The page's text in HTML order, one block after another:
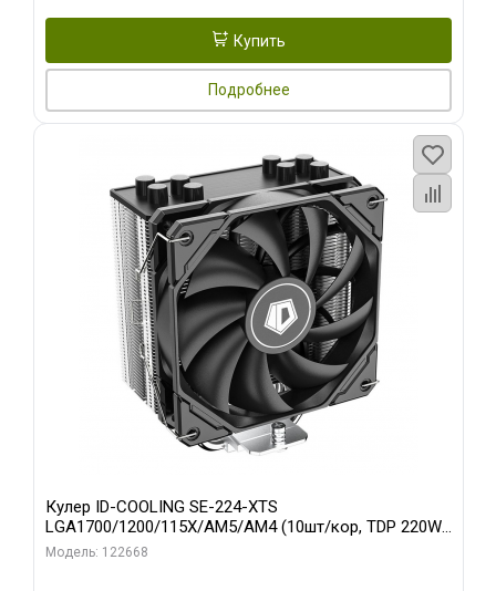
Купить
Подробнее
Кулер ID-COOLING SE-224-XTS
LGA1700/1200/115X/AM5/AM4 (10шт/кор, TDP 220W,
PWM, 4 тепл.трубки прямого контакта, FAN 120mm)
Модель: 122668